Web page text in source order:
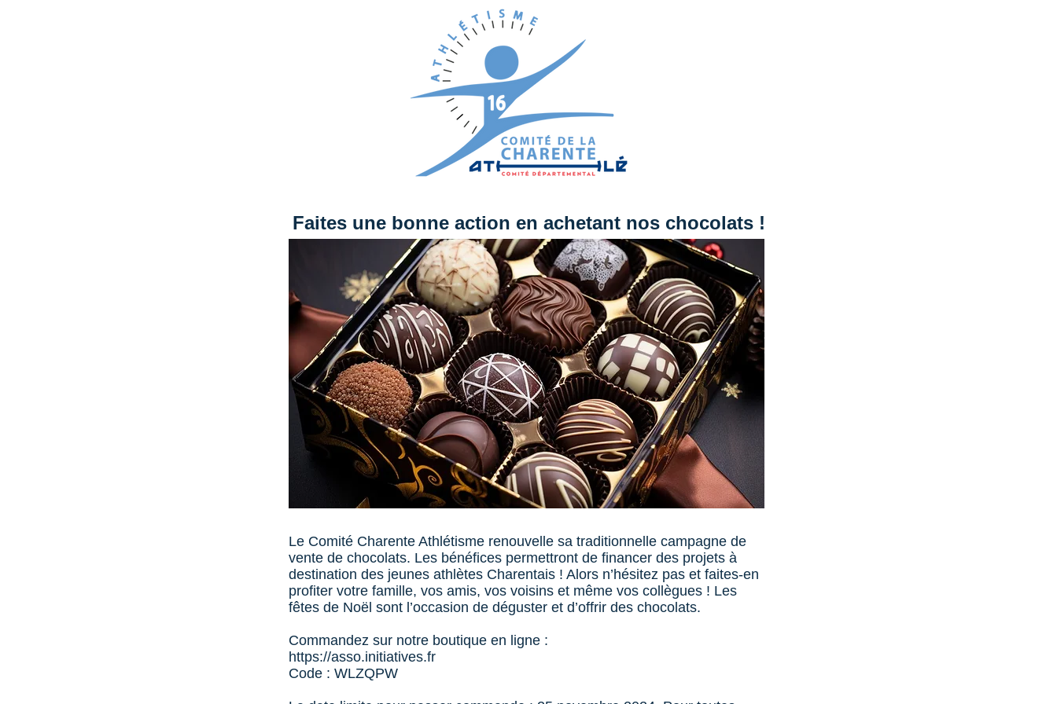
Faites une bonne action en achetant nos chocolats !
Le Comité Charente Athlétisme renouvelle sa traditionnelle campagne de
vente de chocolats. Les bénéfices permettront de financer des projets à
destination des jeunes athlètes Charentais ! Alors n’hésitez pas et faites-en
profiter votre famille, vos amis, vos voisins et même vos collègues ! Les
fêtes de Noël sont l’occasion de déguster et d’offrir des chocolats.
Commandez sur notre boutique en ligne :
https://asso.initiatives.fr
Code : WLZQPW